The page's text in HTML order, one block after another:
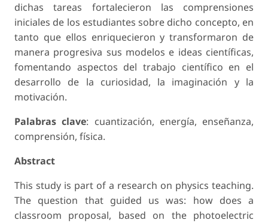
dichas tareas fortalecieron las comprensiones
iniciales de los estudiantes sobre dicho concepto, en
tanto que ellos enriquecieron y transformaron de
manera progresiva sus modelos e ideas científicas,
fomentando aspectos del trabajo científico en el
desarrollo de la curiosidad, la imaginación y la
motivación.
Palabras clave: cuantización, energía, enseñanza,
comprensión, física.
Abstract
This study is part of a research on physics teaching.
The question that guided us was: how does a
classroom proposal, based on the photoelectric